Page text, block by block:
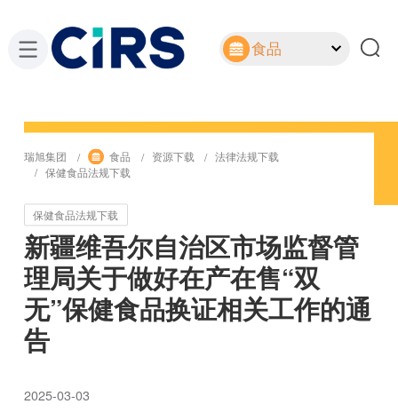
食品
瑞旭集团 食品 资源下载
法律法规下载
保健食品法规下载
保健食品法规下载
新疆维吾尔自治区市场监督管
理局关于做好在产在售“双
无”保健食品换证相关工作的通
告
2025-03-03